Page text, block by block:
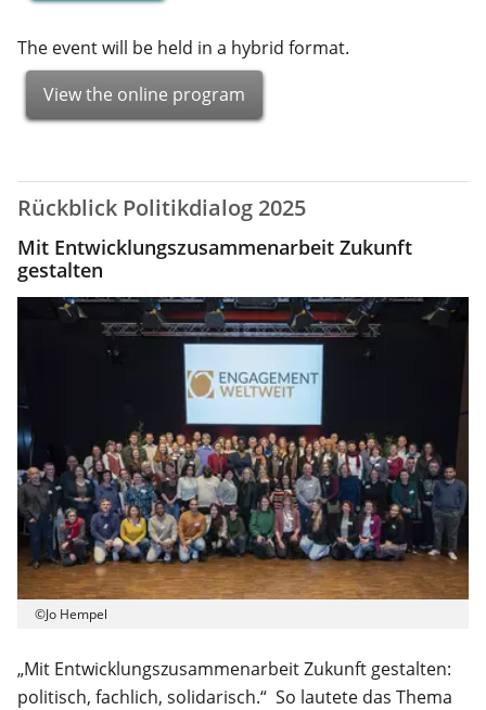
The event will be held in a hybrid format.
View the online program
Rückblick Politikdialog 2025
Mit Entwicklungszusammenarbeit Zukunft
gestalten
©Jo Hempel
„Mit Entwicklungszusammenarbeit Zukunft gestalten:
politisch, fachlich, solidarisch.“ So lautete das Thema